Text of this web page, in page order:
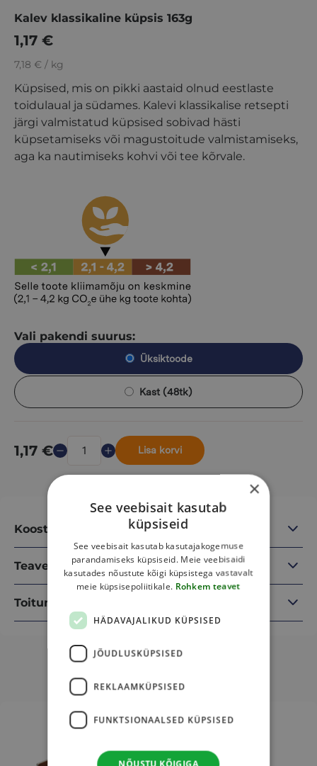
7,18 € / kg
Küpsised, mis on pikki aastaid olnud eestlaste
toidulaual ja südames. Kalevi klassikalise retsepti
järgi valmistatud küpsised sobivad hästi
küpsetamiseks või magustoitude valmistamiseks,
aga ka nautimiseks kohvi või tee kõrvale.
Vali pakendi suurus:
Üksiktoode
Kast (48tk)
Kalev klassikaline küpsis 163g
1,17 €
1,17 € Lisa korvi
Koostisosad
Teave
Toitumisalane teave
Sulle võib veel meeldida
multiple
product
multiple
×
See veebisait kasutab
küpsiseid
See veebisait kasutab kasutajakogemuse
parandamiseks küpsiseid. Meie veebisaidi
kasutades nõustute kõigi küpsistega vastavalt
meie küpsisepoliitikale. Rohkem teavet
HÄDAVAJALIKUD KÜPSISED
JÕUDLUSKÜPSISED
REKLAAMKÜPSISED
FUNKTSIONAALSED KÜPSISED